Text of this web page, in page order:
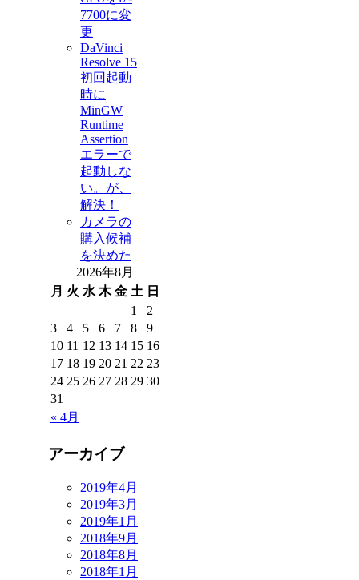
7700に変
更
DaVinci
Resolve 15
初回起動
時に
MinGW
Runtime
Assertion
エラーで
起動しな
い。が、
解決！
カメラの
購入候補
を決めた
2026年8月
月 火 水 木 金 土 日
« 4月
1
2
3
4 5 6 7 8
9
10 11 12 13 14 15 16
17 18 19 20 21 22 23
24 25 26 27 28 29 30
31
アーカイブ
2019年4月
2019年3月
2019年1月
2018年9月
2018年8月
2018年1月